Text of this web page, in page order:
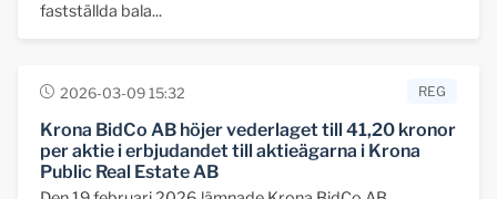
fastställda bala...
2026-03-09 15:32 REG
Krona BidCo AB höjer vederlaget till 41,20 kronor
per aktie i erbjudandet till aktieägarna i Krona
Public Real Estate AB